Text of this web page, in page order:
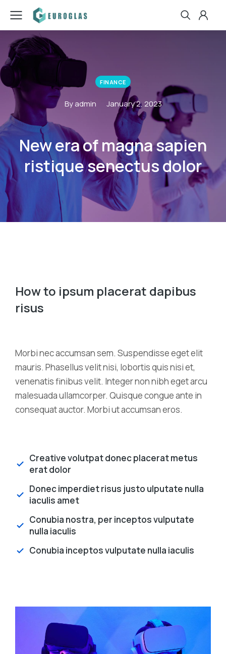
FINANCE
By admin January 2, 2023
New era of magna sapien
ristique senectus dolor
How to ipsum placerat dapibus
risus
Morbi nec accumsan sem. Suspendisse eget elit
mauris. Phasellus velit nisi, lobortis quis nisi et,
venenatis finibus velit. Integer non nibh eget arcu
malesuada ullamcorper. Quisque congue ante in
consequat auctor. Morbi ut accumsan eros.
Creative volutpat donec placerat metus
erat dolor
Donec imperdiet risus justo ulputate nulla
iaculis amet
Conubia nostra, per inceptos vulputate
nulla iaculis
Conubia inceptos vulputate nulla iaculis